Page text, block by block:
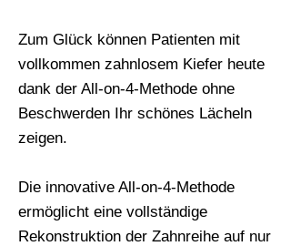
Zum Glück können Patienten mit
vollkommen zahnlosem Kiefer heute
dank der All-on-4-Methode ohne
Beschwerden Ihr schönes Lächeln
zeigen.
Die innovative All-on-4-Methode
ermöglicht eine vollständige
Rekonstruktion der Zahnreihe auf nur